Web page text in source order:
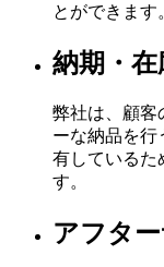
とができます
納期・在
弊社は、顧客
ーな納品を行
有しているた
す。
アフタ